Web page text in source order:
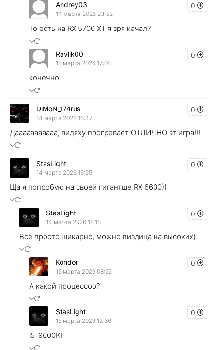
0
Andrey03
14 марта 2026 23:52
То есть на RX 5700 XT я зря качал?
0
Ravlik00
15 марта 2026 17:08
конечно
0
DiMoN_174rus
14 марта 2026 16:47
Дааааааааааа, видяху прогревaет ОТЛИЧНО эт игра!!!
0
StasLight
14 марта 2026 16:55
Ща я попробую на своей гигантше RX 6600))
0
StasLight
14 марта 2026 18:18
Всё просто шикарно, можно пиздица на высоких)
0
Kondor
15 марта 2026 08:22
А какой процессор?
0
StasLight
15 марта 2026 12:36
i5-9600KF